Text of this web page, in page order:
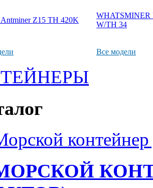
Z15 TH 420K
WHATSMINER
W/TH 34
Все модели